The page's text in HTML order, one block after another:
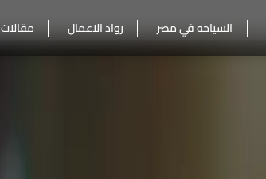
السياحه في مصر رواد الاعمال مقالات